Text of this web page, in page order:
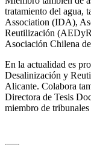
tratamiento del agua,
Association (IDA),
Reutilización
Asociación Chilena
En la actualidad es
Desalinización y
Alicante. Colabora
Directora de Tesis
miembro de